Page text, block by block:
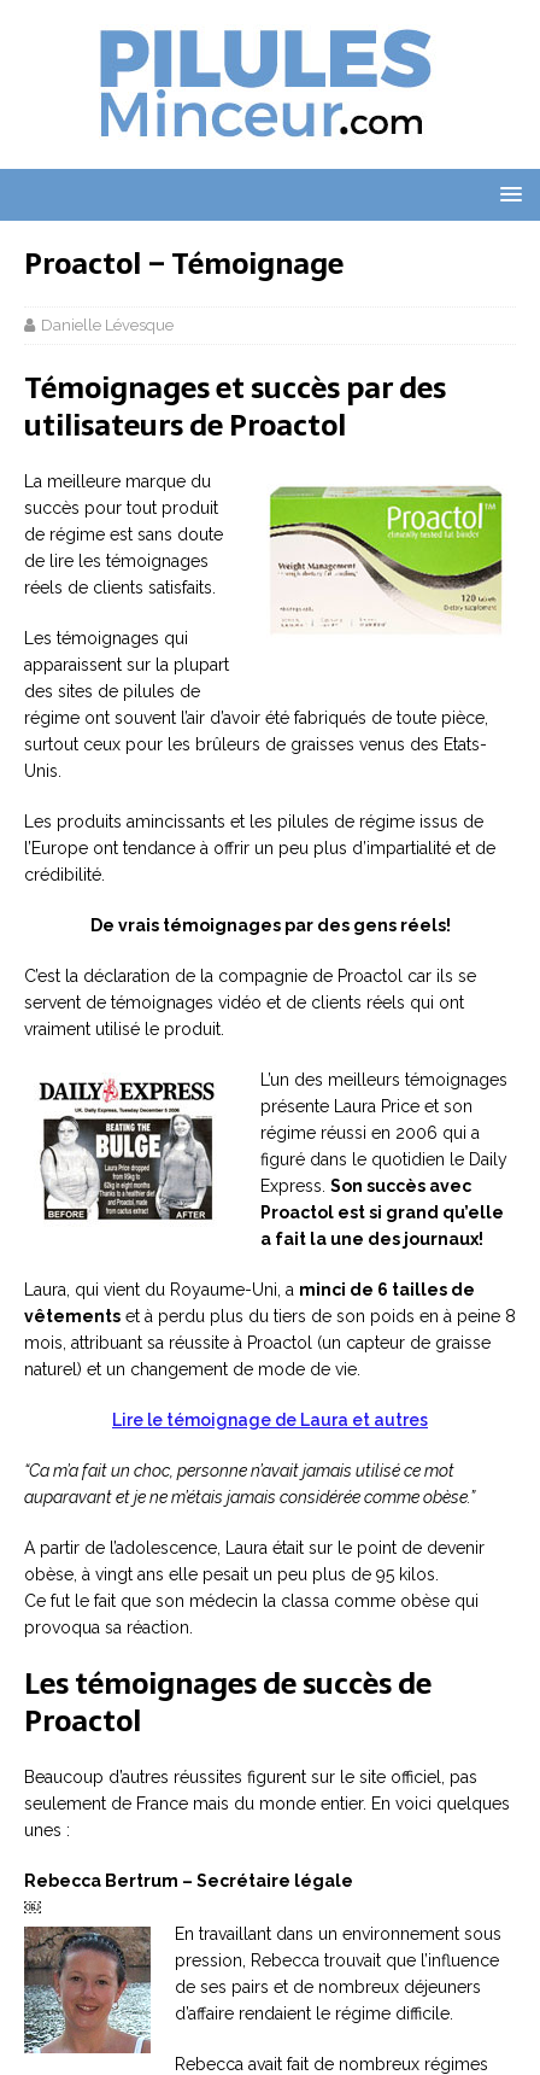
Proactol – Témoignage
Danielle Lévesque
Témoignages et succès par des
utilisateurs de Proactol
La meilleure marque du
succès pour tout produit
de régime est sans doute
de lire les témoignages
réels de clients satisfaits.
Les témoignages qui
apparaissent sur la plupart
des sites de pilules de
régime ont souvent l’air d’avoir été fabriqués de toute pièce,
surtout ceux pour les brûleurs de graisses venus des Etats-
Unis.
Les produits amincissants et les pilules de régime issus de
l’Europe ont tendance à offrir un peu plus d’impartialité et de
crédibilité.
De vrais témoignages par des gens réels!
C’est la déclaration de la compagnie de Proactol car ils se
servent de témoignages vidéo et de clients réels qui ont
vraiment utilisé le produit.
L’un des meilleurs témoignages
présente Laura Price et son
régime réussi en 2006 qui a
figuré dans le quotidien le Daily
Express. Son succès avec
Proactol est si grand qu’elle
a fait la une des journaux!
Laura, qui vient du Royaume-Uni, a minci de 6 tailles de
vêtements et à perdu plus du tiers de son poids en à peine 8
mois, attribuant sa réussite à Proactol (un capteur de graisse
naturel) et un changement de mode de vie.
Lire le témoignage de Laura et autres
“Ca m’a fait un choc, personne n’avait jamais utilisé ce mot
auparavant et je ne m’étais jamais considérée comme obèse.”
A partir de l’adolescence, Laura était sur le point de devenir
obèse, à vingt ans elle pesait un peu plus de 95 kilos.
Ce fut le fait que son médecin la classa comme obèse qui
provoqua sa réaction.
Les témoignages de succès de
Proactol
Beaucoup d’autres réussites figurent sur le site officiel, pas
seulement de France mais du monde entier. En voici quelques
unes :
Rebecca Bertrum – Secrétaire légale
￼
En travaillant dans un environnement sous
pression, Rebecca trouvait que l’influence
de ses pairs et de nombreux déjeuners
d’affaire rendaient le régime difficile.
Rebecca avait fait de nombreux régimes